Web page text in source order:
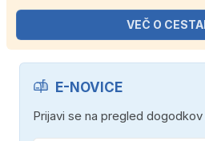
VEČ O
E-NOVICE
Prijavi se na pregled